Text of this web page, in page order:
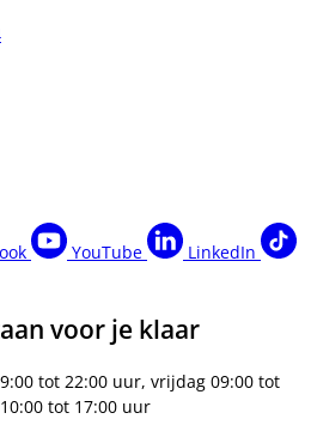
YouTube
LinkedIn
voor je klaar
tot 22:00 uur, vrijdag 09:00 tot
tot 17:00 uur